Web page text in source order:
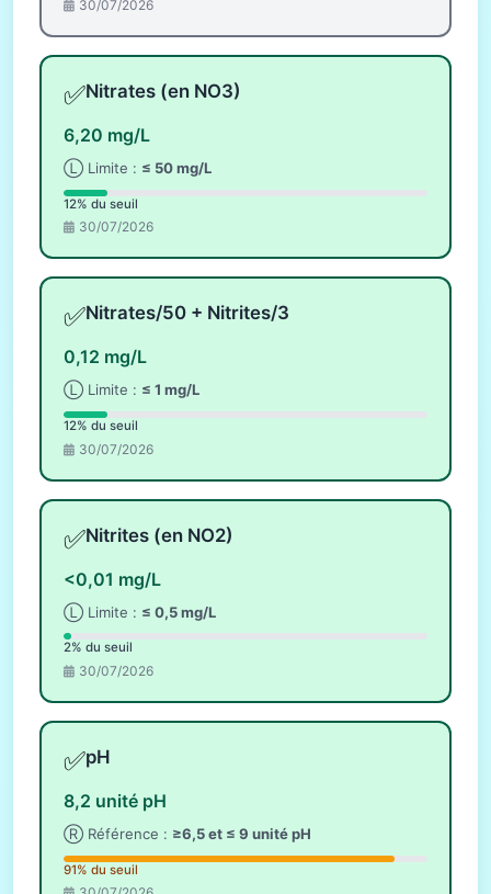
30/07/2026
✅Nitrates (en NO3)
6,20 mg/L
Ⓛ Limite : ≤ 50 mg/L
12% du seuil
30/07/2026
✅Nitrates/50 + Nitrites/3
0,12 mg/L
Ⓛ Limite : ≤ 1 mg/L
12% du seuil
30/07/2026
✅Nitrites (en NO2)
<0,01 mg/L
Ⓛ Limite : ≤ 0,5 mg/L
2% du seuil
30/07/2026
✅pH
8,2 unité pH
Ⓡ Référence : ≥6,5 et ≤ 9 unité pH
91% du seuil